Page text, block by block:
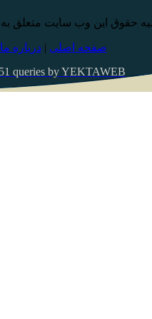
حقوق این وب سایت متعلق
صفحه اصلی |درباره ما
queries by YEKTAWEB